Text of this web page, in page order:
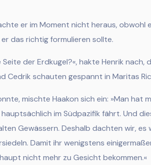
er im Moment nicht heraus, obwohl
das richtig formulieren sollte.
der Erdkugel?«, hakte Henrik nach,
Cedrik schauten gespannt in Maritas
mischte Haakon sich ein: »Man hat
im Südpazifik fährt. Und
Gewässern. Deshalb dachten wir, es
Damit ihr wenigstens
nicht mehr zu Gesicht bekommen.«